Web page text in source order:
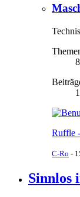
8
Ruffle
C-Ro -
Sinnlos